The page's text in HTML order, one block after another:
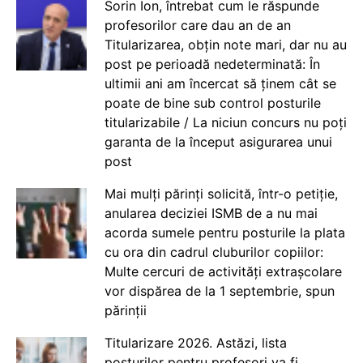
Sorin Ion, întrebat cum le răspunde
profesorilor care dau an de an
Titularizarea, obțin note mari, dar nu au
post pe perioadă nedeterminată: În
ultimii ani am încercat să ținem cât se
poate de bine sub control posturile
titularizabile / La niciun concurs nu poți
garanta de la început asigurarea unui
post
Mai mulți părinți solicită, într-o petiție,
anularea deciziei ISMB de a nu mai
acorda sumele pentru posturile la plata
cu ora din cadrul cluburilor copiilor:
Multe cercuri de activități extrașcolare
vor dispărea de la 1 septembrie, spun
părinții
Titularizare 2026. Astăzi, lista